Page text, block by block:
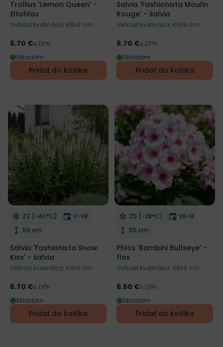
Trollius 'Lemon Queen' -
žltohlav
Veľkosť kvetináča: K9x9 cm
Cena
6.70 €s DPH
Skladom
Pridať do košíka
Salvia 'Fashionista Moulin
Rouge' - šalvia
Veľkosť kvetináča: K9x9 cm
Cena
6.70 €s DPH
Skladom
Pridať do košíka
NOVINKA
Odober do zoznamu želaní
Mrazuvzdornosť
Z3 (-40°C) Doba kvitnutia
V-VII
Výška rastliny
50 cm
Salvia 'Fashionista Snow
Kiss' - šalvia
Veľkosť kvetináča: K9x9 cm
Cena
6.70 €s DPH
Skladom
Pridať do košíka
Odober do zoznamu želaní
Mrazuvzdornosť
Z5 (-28°C) Doba
VII-IX
Výška rastliny
55 cm
Phlox 'Bambini Bullseye' -
flox
Veľkosť kvetináča: K9x9 cm
Cena
6.50 €s DPH
Skladom
Pridať do košíka